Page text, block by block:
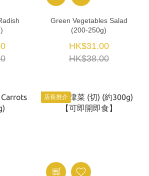
Green Vegetables Salad
(200-250g)
HK$31.00
HK$38.00
店長推介